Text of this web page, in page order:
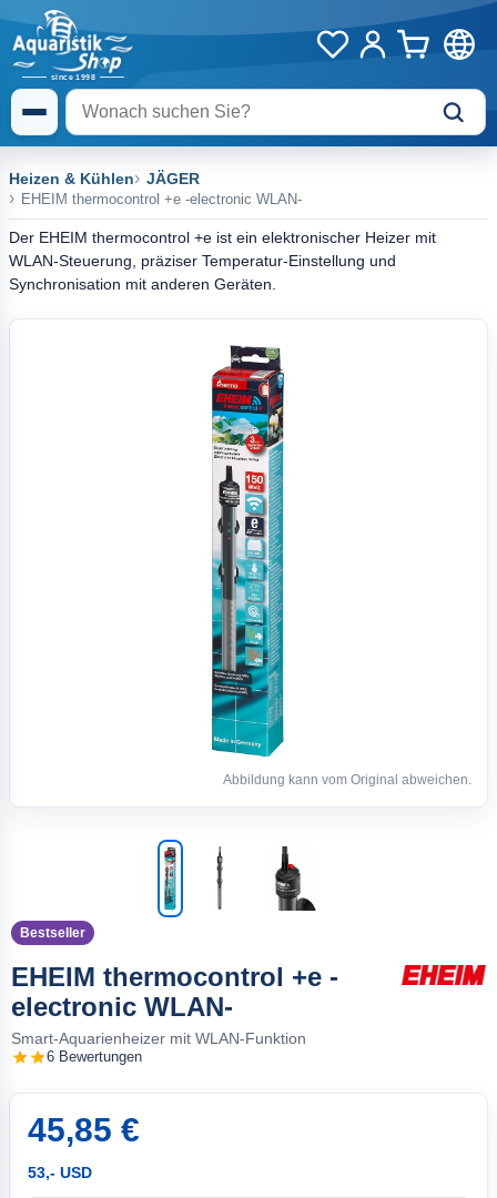
Heizen & Kühlen JÄGER
EHEIM thermocontrol +e -electronic WLAN-
Der EHEIM thermocontrol +e ist ein elektronischer Heizer mit
WLAN-Steuerung, präziser Temperatur-Einstellung und
Synchronisation mit anderen Geräten.
Abbildung kann vom Original abweichen.
Bestseller
EHEIM thermocontrol +e -
electronic WLAN-
Smart-Aquarienheizer mit WLAN-Funktion
6 Bewertungen
45,85 €
53,- USD